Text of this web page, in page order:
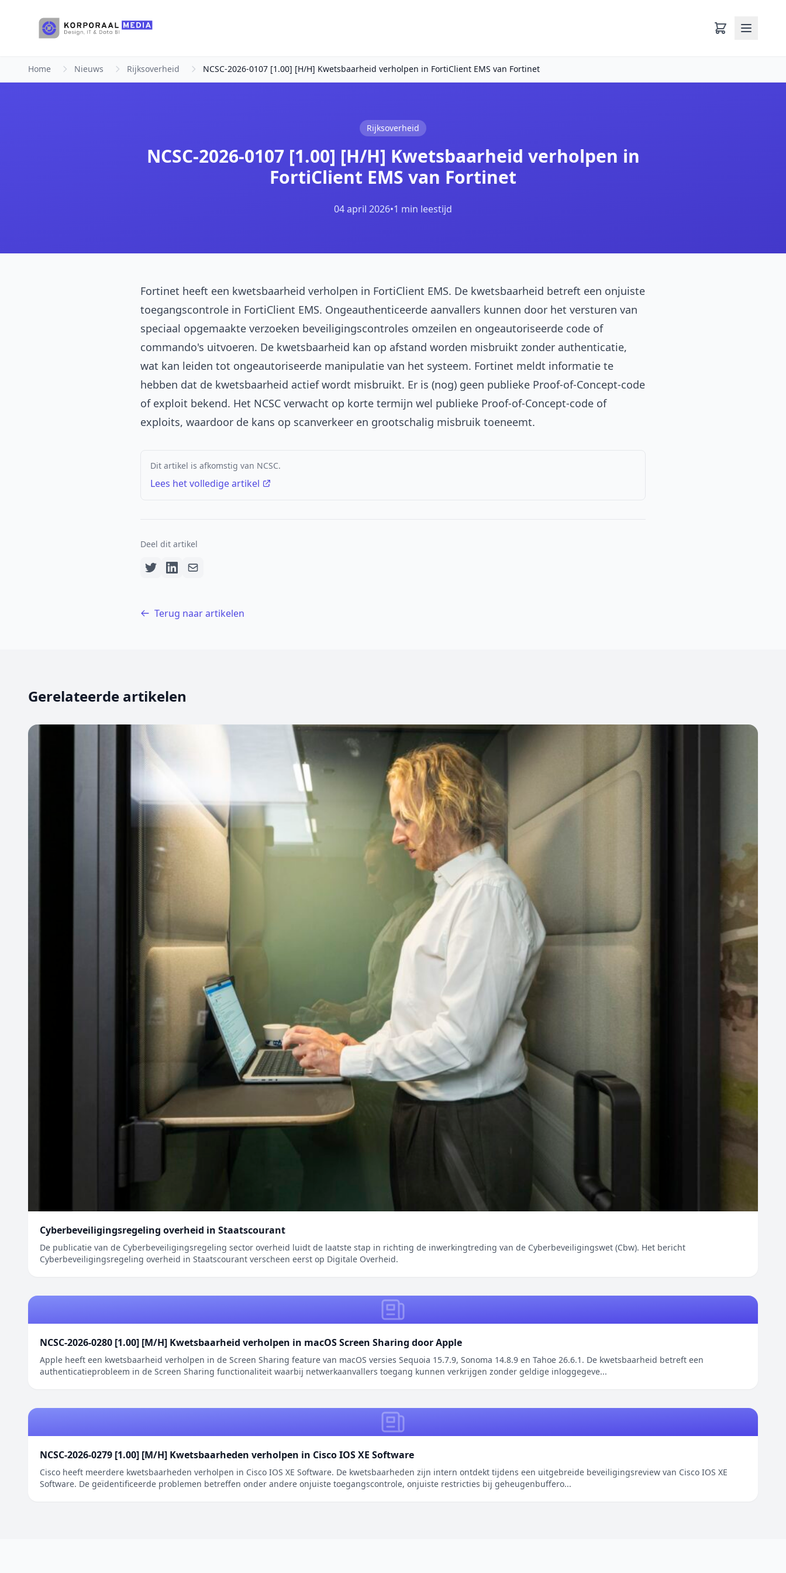
Home Nieuws Rijksoverheid NCSC-2026-0107 [1.00] [H/H] Kwetsbaarheid verholpen in FortiClient EMS van Fortinet
Rijksoverheid
NCSC-2026-0107 [1.00] [H/H] Kwetsbaarheid verholpen in
FortiClient EMS van Fortinet
04 april 2026•1 min leestijd
Fortinet heeft een kwetsbaarheid verholpen in FortiClient EMS. De kwetsbaarheid betreft een onjuiste
toegangscontrole in FortiClient EMS. Ongeauthenticeerde aanvallers kunnen door het versturen van
speciaal opgemaakte verzoeken beveiligingscontroles omzeilen en ongeautoriseerde code of
commando's uitvoeren. De kwetsbaarheid kan op afstand worden misbruikt zonder authenticatie,
wat kan leiden tot ongeautoriseerde manipulatie van het systeem. Fortinet meldt informatie te
hebben dat de kwetsbaarheid actief wordt misbruikt. Er is (nog) geen publieke Proof-of-Concept-code
of exploit bekend. Het NCSC verwacht op korte termijn wel publieke Proof-of-Concept-code of
exploits, waardoor de kans op scanverkeer en grootschalig misbruik toeneemt.
Dit artikel is afkomstig van NCSC.
Lees het volledige artikel
Deel dit artikel
Terug naar artikelen
Gerelateerde artikelen
Cyberbeveiligingsregeling overheid in Staatscourant
De publicatie van de Cyberbeveiligingsregeling sector overheid luidt de laatste stap in richting de inwerkingtreding van de Cyberbeveiligingswet (Cbw). Het bericht
Cyberbeveiligingsregeling overheid in Staatscourant verscheen eerst op Digitale Overheid.
NCSC-2026-0280 [1.00] [M/H] Kwetsbaarheid verholpen in macOS Screen Sharing door Apple
Apple heeft een kwetsbaarheid verholpen in de Screen Sharing feature van macOS versies Sequoia 15.7.9, Sonoma 14.8.9 en Tahoe 26.6.1. De kwetsbaarheid betreft een
authenticatieprobleem in de Screen Sharing functionaliteit waarbij netwerkaanvallers toegang kunnen verkrijgen zonder geldige inloggegeve...
NCSC-2026-0279 [1.00] [M/H] Kwetsbaarheden verholpen in Cisco IOS XE Software
Cisco heeft meerdere kwetsbaarheden verholpen in Cisco IOS XE Software. De kwetsbaarheden zijn intern ontdekt tijdens een uitgebreide beveiligingsreview van Cisco IOS XE
Software. De geïdentificeerde problemen betreffen onder andere onjuiste toegangscontrole, onjuiste restricties bij geheugenbuffero...